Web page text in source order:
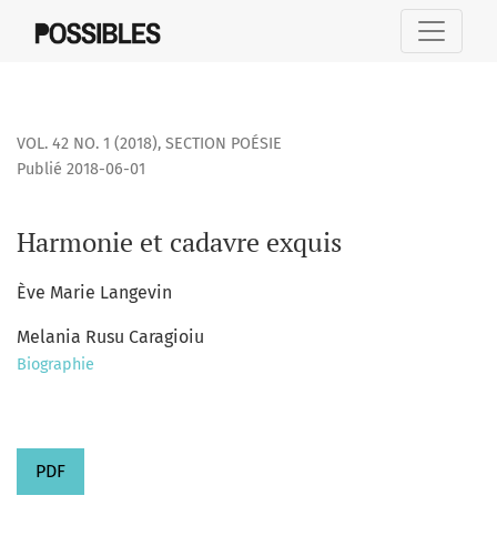
VOL. 42 NO. 1 (2018), SECTION POÉSIE
Harmonie et cadavre exquis
Publié 2018-06-01
Ève Marie Langevin
Melania Rusu Caragioiu
Biographie
PDF